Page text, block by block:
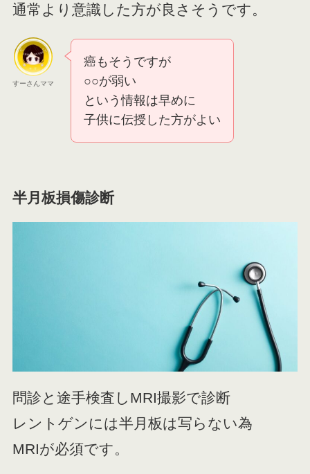
通常より意識した方が良さそうです。
すーさんママ
癌もそうですが
○○が弱い
という情報は早めに
子供に伝授した方がよい
半月板損傷診断
問診と途手検査しMRI撮影で診断
レントゲンには半月板は写らない為
MRIが必須です。